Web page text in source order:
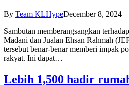
By Team KLHypeDecember 8, 2024
Sambutan memberangsangkan
Madani dan Jualan Ehsan Rahmah
tersebut benar-benar memberi impak
rakyat. Ini dapat…
Lebih 1,500 hadir